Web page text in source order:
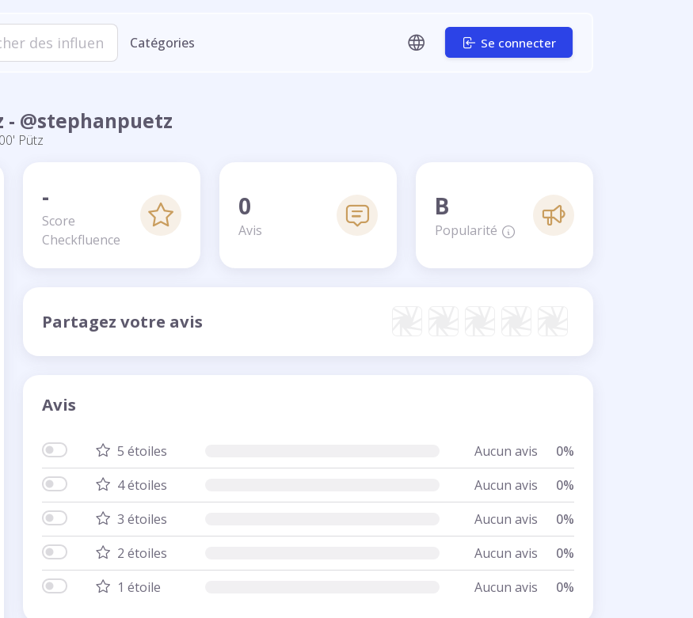
Catégories Se connecter
- @stephanpuetz
Pütz
-
Score
Checkfluence
0
Avis
B
Popularité
Partagez votre avis
Avis
5 étoiles Aucun avis
0%
4 étoiles
Aucun avis
0%
3 étoiles
Aucun avis
0%
2 étoiles
Aucun avis
0%
1 étoile
Aucun avis 0%